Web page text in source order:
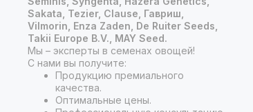
Sakata, Tezier, Clause, Гавриш,
Vilmorin, Enza Zaden, De Ruiter Seeds,
Takii Europe B.V., MAY Seed.
Мы – эксперты в семенах овощей!
С нами вы получите:
Продукцию премиального
качества.
Оптимальные цены.